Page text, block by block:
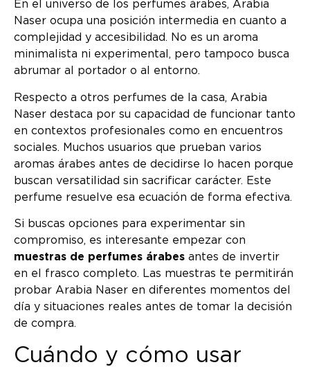
En el universo de los perfumes árabes, Arabia
Naser ocupa una posición intermedia en cuanto a
complejidad y accesibilidad. No es un aroma
minimalista ni experimental, pero tampoco busca
abrumar al portador o al entorno.
Respecto a otros perfumes de la casa, Arabia
Naser destaca por su capacidad de funcionar tanto
en contextos profesionales como en encuentros
sociales. Muchos usuarios que prueban varios
aromas árabes antes de decidirse lo hacen porque
buscan versatilidad sin sacrificar carácter. Este
perfume resuelve esa ecuación de forma efectiva.
Si buscas opciones para experimentar sin
compromiso, es interesante empezar con
muestras de perfumes árabes antes de invertir
en el frasco completo. Las muestras te permitirán
probar Arabia Naser en diferentes momentos del
día y situaciones reales antes de tomar la decisión
de compra.
Cuándo y cómo usar